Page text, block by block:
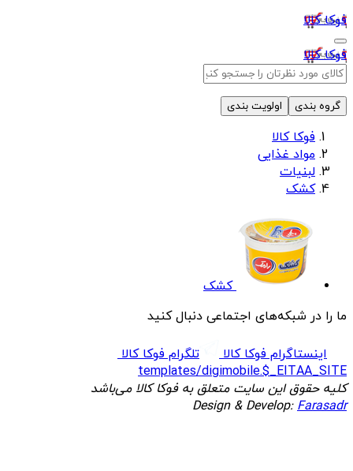
فوکا کالا
فوکا کالا
گروه بندی اولویت بندی
فوکا کالا
مواد غذایی
لبنیات
کشک
کشک
ما را در شبکه‌های اجتماعی دنبال کنید
اینستاگرام فوکا کالا
تلگرام فوکا کالا
templates/digimobile.$_EITAA_SITE
کلیه حقوق این سایت متعلق به فوکا کالا می‌باشد
Design & Develop:Farasadr